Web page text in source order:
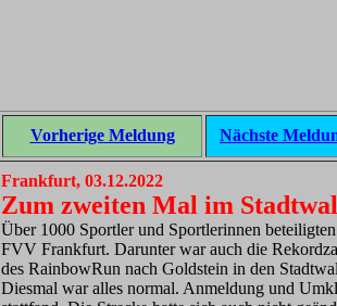
Vorherige Meldung Nächste
Frankfurt, 03.12.2022
Zum zweiten Mal im
Über 1000 Sportler und Sportlerinnen
FVV Frankfurt. Darunter war auch die
des RainbowRun nach Goldstein in den
Diesmal war alles normal. Anmeldung und